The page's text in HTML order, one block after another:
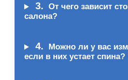
3. От чего зависит
салона?
4.
Можно ли у вас
если в них устает спина?